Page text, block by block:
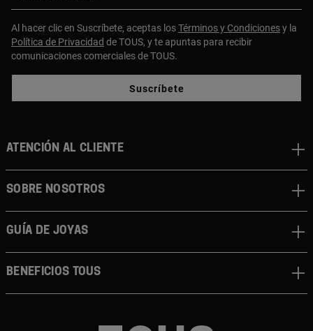
Al hacer clic en Suscríbete, aceptas losTérminos y Condicionesy la
Política de Privacidad de TOUS, y te apuntas para recibir
comunicaciones comerciales de TOUS.
Suscríbete
ATENCIÓN AL CLIENTE
SOBRE NOSOTROS
GUÍA DE JOYAS
BENEFICIOS TOUS